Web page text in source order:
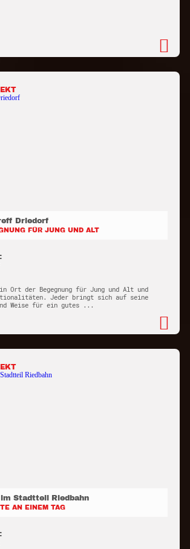
Driedorf
FÜR JUNG UND ALT
Ort der Begegnung für Jung und Alt und
Jeder bringt sich auf seine
Weise für ein gutes ...
Stadtteil Riedbahn
AN EINEM TAG